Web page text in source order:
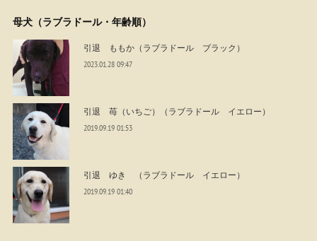
母犬（ラブラドール・年齢順）
引退 ももか（ラブラドール ブラック）
2023.01.28 09:47
引退 苺（いちご）（ラブラドール イエロー）
2019.09.19 01:53
引退 ゆき （ラブラドール イエロー）
2019.09.19 01:40